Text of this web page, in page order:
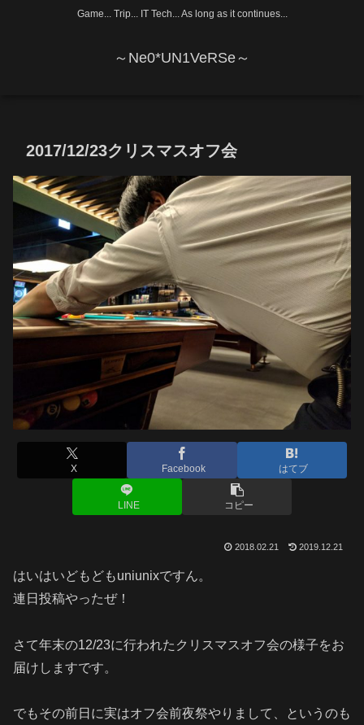
Game... Trip... IT Tech... As long as it continues...
～Ne0*UN1VeRSe～
2017/12/23クリスマスオフ会
X Facebook はてブ
LINE コピー
2018.02.21 2019.12.21
はいはいどもどもuniunixですん。
連日投稿やったぜ！
さて年末の12/23に行われたクリスマスオフ会の様子をお
届けしますです。
でもその前日に実はオフ会前夜祭やりまして、というのも